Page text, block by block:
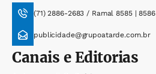
(71) 2886-2683 / Ramal 8585 | 8586
publicidade@grupoatarde.com.br
Canais e Editorias